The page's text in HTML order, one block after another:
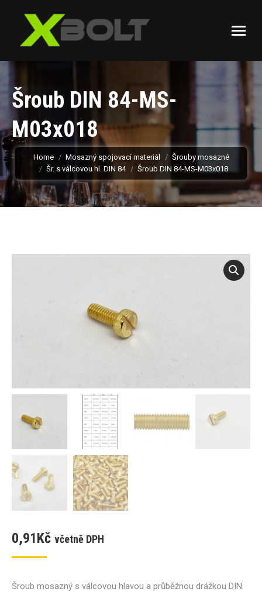
Šroub DIN 84-MS-
M03x018
You are here:
Home Mosazný spojovací materiál
Šrouby mosazné
Šr. s válcovou hl. DIN 84
Šroub DIN 84-MS-M03x018
0,91Kč včetně DPH
Šroub mosazný s válcovou hlavou a průběžnou drážkou DIN